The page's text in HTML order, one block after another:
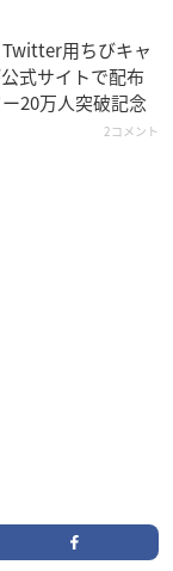
Twitter用ちびキャ
式サイトで配布
20万人突破記念
2コメント